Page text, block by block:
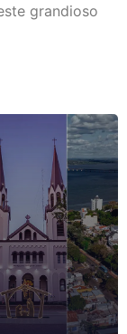
grandioso